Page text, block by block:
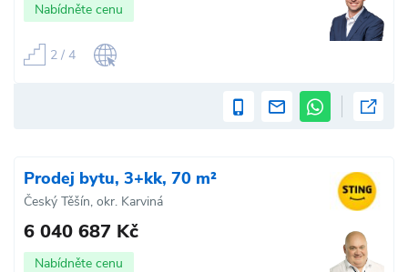
Nabídněte cenu
2 / 4
Prodej bytu, 3+kk, 70 m²
Český Těšín, okr. Karviná
6 040 687 Kč
Nabídněte cenu